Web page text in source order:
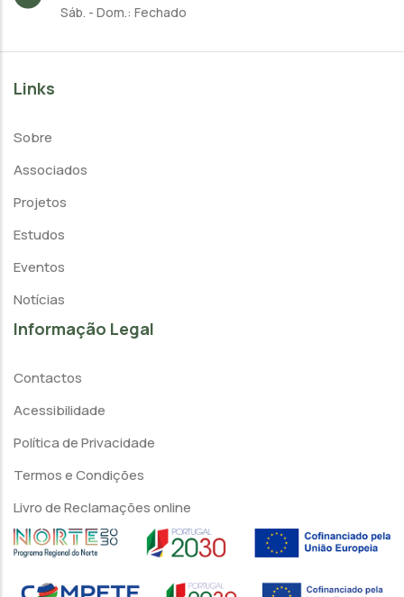
Sáb. - Dom.: Fechado
Links
Sobre
Associados
Projetos
Estudos
Eventos
Notícias
Informação Legal
Contactos
Acessibilidade
Política de Privacidade
Termos e Condições
Livro de Reclamações online